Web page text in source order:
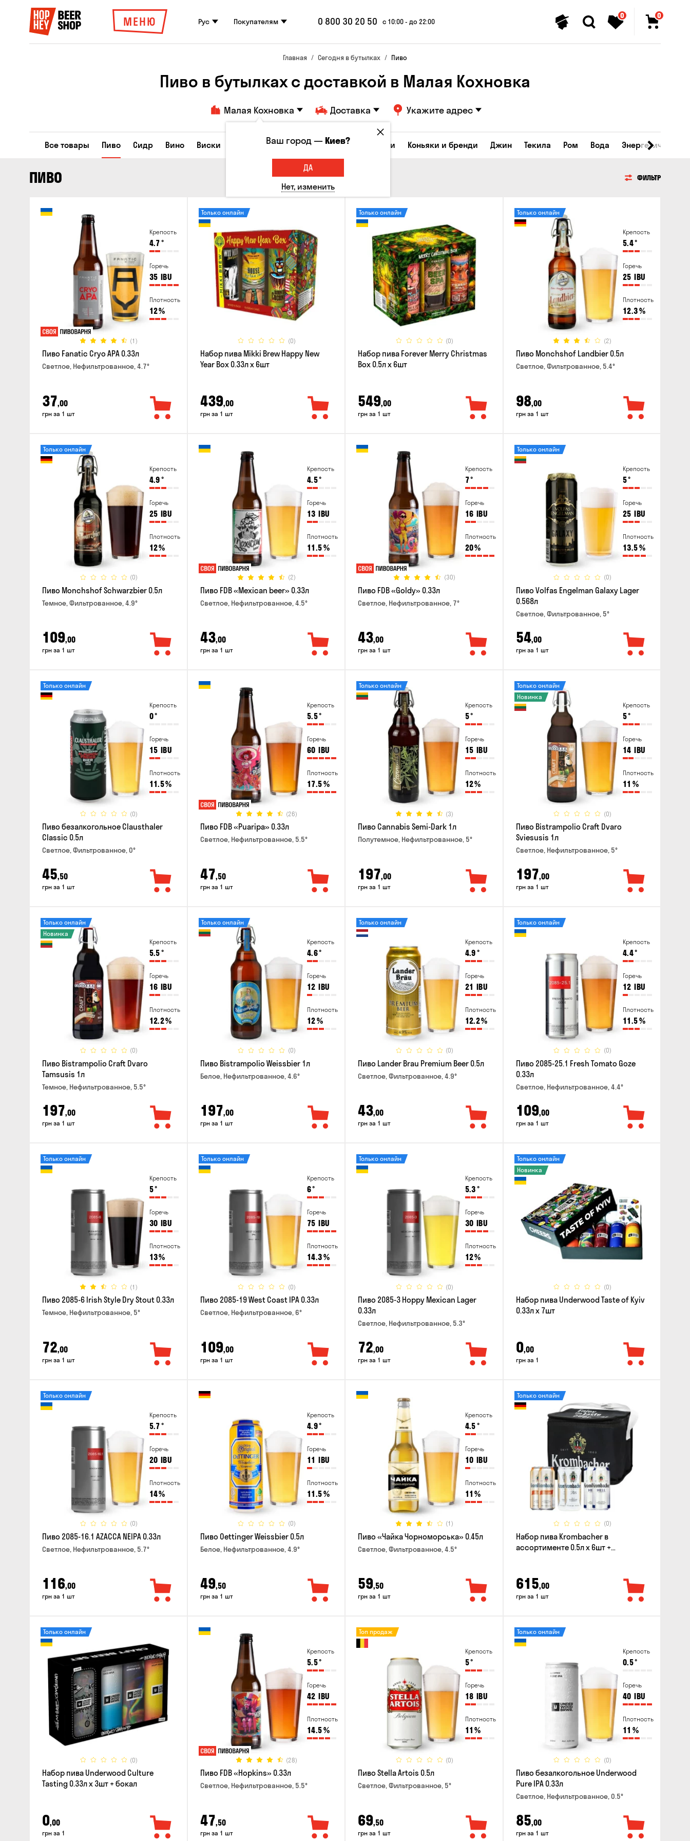
МЕНЮ Рус Покупателям 0 800 30 20 50 с 10:00 - до 22:00
0 0
Главная Сегодня в бутылках Пиво
Пиво в бутылках с доставкой в Малая Кохновка
Малая Кохновка Доставка Укажите адрес
Все товары Пиво Сидр Вино Виски Коктейли Соджу Ликеры и настойки Коньяки и бренди Джин Текила Ром Вода Энергетические
ПИВО ФИЛЬТР
Крепость
4.7°
Горечь
35 IBU
Плотность
12%
(1)
Пиво Fanatic Cryo APA 0.33л
Светлое, Нефильтрованное, 4.7°
37,00
грн за 1 шт
(0)
Только онлайн
Набор пива Mikki Brew Happy New
Year Box 0.33л x 6шт
439,00
грн за 1 шт
(0)
Только онлайн
Набор пива Forever Merry Christmas
Box 0.5л x 6шт
549,00
грн за 1 шт
Крепость
5.4°
Горечь
25 IBU
Плотность
12.3%
(2)
Только онлайн
Пиво Monchshof Landbier 0.5л
Светлое, Фильтрованное, 5.4°
98,00
грн за 1 шт
Крепость
4.9°
Горечь
25 IBU
Плотность
12%
(0)
Только онлайн
Пиво Monchshof Schwarzbier 0.5л
Темное, Фильтрованное, 4.9°
109,00
грн за 1 шт
Крепость
4.5°
Горечь
13 IBU
Плотность
11.5%
(2)
Пиво FDB «Mexican beer» 0.33л
Светлое, Нефильтрованное, 4.5°
43,00
грн за 1 шт
Крепость
7°
Горечь
16 IBU
Плотность
20%
(30)
Пиво FDB «Goldy» 0.33л
Светлое, Нефильтрованное, 7°
43,00
грн за 1 шт
Крепость
5°
Горечь
25 IBU
Плотность
13.5%
(0)
Только онлайн
Пиво Volfas Engelman Galaxy Lager
0.568л
Светлое, Фильтрованное, 5°
54,00
грн за 1 шт
Крепость
0°
Горечь
15 IBU
Плотность
11.5%
(0)
Только онлайн
Пиво безалкогольное Clausthaler
Classic 0.5л
Светлое, Фильтрованное, 0°
45,50
грн за 1 шт
Крепость
5.5°
Горечь
60 IBU
Плотность
17.5%
(26)
Пиво FDB «Puaripa» 0.33л
Светлое, Нефильтрованное, 5.5°
47,50
грн за 1 шт
Крепость
5°
Горечь
15 IBU
Плотность
12%
(3)
Только онлайн
Пиво Cannabis Semi-Dark 1л
Полутемное, Нефильтрованное, 5°
197,00
грн за 1 шт
Крепость
5°
Горечь
14 IBU
Плотность
11 %
(0)
Только онлайн
Новинка
Пиво Bistrampolio Craft Dvaro
Sviesusis 1л
Светлое, Нефильтрованное, 5°
197,00
грн за 1 шт
Крепость
5.5°
Горечь
16 IBU
Плотность
12.2%
(0)
Только онлайн
Новинка
Пиво Bistrampolio Craft Dvaro
Tamsusis 1л
Темное, Нефильтрованное, 5.5°
197,00
грн за 1 шт
Крепость
4.6°
Горечь
12 IBU
Плотность
12%
(0)
Только онлайн
Пиво Bistrampolio Weissbier 1л
Белое, Нефильтрованное, 4.6°
197,00
грн за 1 шт
Крепость
4.9°
Горечь
21 IBU
Плотность
12.2%
(0)
Только онлайн
Пиво Lander Brau Premium Beer 0.5л
Светлое, Фильтрованное, 4.9°
43,00
грн за 1 шт
Крепость
4.4°
Горечь
12 IBU
Плотность
11.5%
(0)
Только онлайн
Пиво 2085-25.1 Fresh Tomato Goze
0.33л
Светлое, Нефильтрованное, 4.4°
109,00
грн за 1 шт
Крепость
5°
Горечь
30 IBU
Плотность
13%
(1)
Только онлайн
Пиво 2085-6 Irish Style Dry Stout 0.33л
Темное, Нефильтрованное, 5°
72,00
грн за 1 шт
Крепость
6°
Горечь
75 IBU
Плотность
14.3%
(0)
Только онлайн
Пиво 2085-19 West Coast IPA 0.33л
Светлое, Нефильтрованное, 6°
109,00
грн за 1 шт
Крепость
5.3°
Горечь
30 IBU
Плотность
12%
(0)
Только онлайн
Пиво 2085-3 Hoppy Mexican Lager
0.33л
Светлое, Нефильтрованное, 5.3°
72,00
грн за 1 шт
(0)
Только онлайн
Новинка
Набор пива Underwood Taste of Kyiv
0.33л x 7шт
0,00
грн за 1
Крепость
5.7°
Горечь
20 IBU
Плотность
14%
(0)
Только онлайн
Пиво 2085-16.1 AZACCA NEIPA 0.33л
Светлое, Нефильтрованное, 5.7°
116,00
грн за 1 шт
Крепость
4.9°
Горечь
11 IBU
Плотность
11.5%
(0)
Пиво Oettinger Weissbier 0.5л
Белое, Нефильтрованное, 4.9°
49,50
грн за 1 шт
Крепость
4.5°
Горечь
10 IBU
Плотность
11 %
(1)
Пиво «Чайка Чорноморська» 0.45л
Светлое, Фильтрованное, 4.5°
59,50
грн за 1 шт
(0)
Только онлайн
Набор пива Krombacher в
ассортименте 0.5л х 6шт +
615,00
грн за 1 шт
(0)
Только онлайн
Набор пива Underwood Culture
Tasting 0.33л x 3шт + бокал
0,00
грн за 1
Крепость
5.5°
Горечь
42 IBU
Плотность
14.5%
(28)
Пиво FDB «Hopkins» 0.33л
Светлое, Нефильтрованное, 5.5°
47,50
грн за 1 шт
Крепость
5°
Горечь
18 IBU
Плотность
11 %
(0)
Топ продаж
Пиво Stella Artois 0.5л
Светлое, Фильтрованное, 5°
69,50
грн за 1 шт
Крепость
0.5°
Горечь
40 IBU
Плотность
11 %
(0)
Только онлайн
Пиво безалкогольное Underwood
Pure IPA 0.33л
Светлое, Нефильтрованное, 0.5°
85,00
грн за 1 шт
Ваш город —Киев?
ДА
Нет, изменить